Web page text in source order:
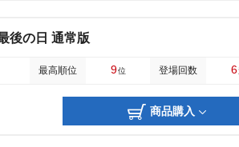
後の日 通常版
最高順位 9位 登場回数 6
商品購入